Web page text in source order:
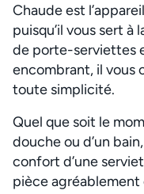
Chaude est
puisqu’il vous sert à
de porte-serviettes
encombrant, il vous
toute simplicité.
Quel que soit le
douche ou d’un
confort d’une
pièce